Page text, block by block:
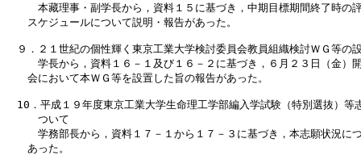
本藏理事・副学長から，資料１５に基づき，中期目標期間終了時の
スケジュールについて説明・報告があった。
９．２１世紀の個性輝く東京工業大学検討委員会教員組織検討ＷＧ等の
学長から，資料１６－１及び１６－２に基づき，６月２３日（金）
会において本ＷＧ等を設置した旨の報告があった。
10．平成１９年度東京工業大学生命理工学部編入学試験（特別選抜）等
ついて
学務部長から，資料１７－１から１７－３に基づき，本志願状況に
あった。